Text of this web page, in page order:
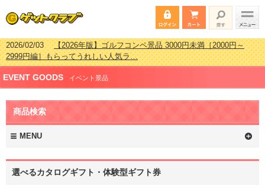
2026/02/03【2026年版】ゴルフコンペ景品 3000円未満［2000円～
2999円編］もらってうれしい人気ラ…
2026/07/15【2026年版】ビンゴゲーム景品おすすめ金額別人気ランキ
ング 更新しました！
2026/04/03【2026年版】ゴルフコンペ景品 3000円未満［2000円～
2999円編］もらってうれしい人気ラ…
2026/02/16
新しました！
EVENT GOODS イベント景品
商品検索
MENU
選べるカタログギフト・体験型ギフト券